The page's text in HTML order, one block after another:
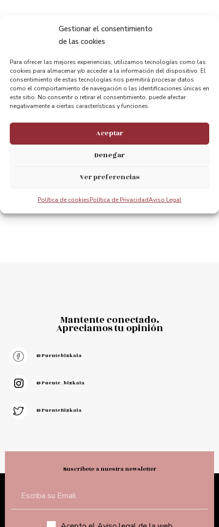
Gestionar el consentimiento
de las cookies
Para ofrecer las mejores experiencias, utilizamos tecnologías como las
cookies para almacenar y/o acceder a la información del dispositivo. El
consentimiento de estas tecnologías nos permitirá procesar datos
como el comportamiento de navegación o las identificaciones únicas en
este sitio. No consentir o retirar el consentimiento, puede afectar
negativamente a ciertas características y funciones.
Aceptar
Denegar
Ver preferencias
Política de cookiesPolítica de PrivacidadAviso Legal
Compartir:
Pastorales in Portugalete
Mantente conectado.
Apreciamos tu opinión
@puentebizkaia
@puente_bizkaia
@PuenteBizkaia
Suscríbete a nuestra newsletter